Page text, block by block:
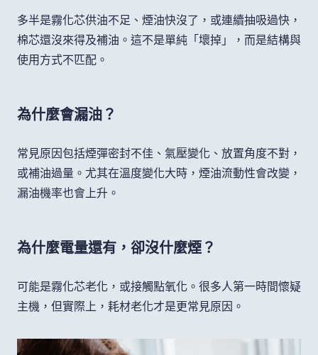
多半是霧化芯供油不足、煙油快沒了，或連續抽吸過快，
棉芯還沒來得及補油。這不是單純「壞掉」，而是結構與
使用方式不匹配。
為什麼會漏油？
常見原因包括煙彈密封不佳、氣壓變化、放置角度不對，
或補油過量。尤其在溫度變化大時，煙油流動性會改變，
漏油機率也會上升。
為什麼電量還有，卻沒什麼煙？
可能是霧化芯老化，或接觸點氧化。很多人第一時間懷疑
主機，但實際上，耗材老化才是更常見原因。